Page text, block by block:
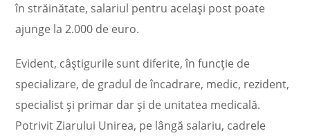
în străinătate, salariul pentru acelaşi post poate
ajunge la 2.000 de euro.
Evident, câștigurile sunt diferite, în funcție de
specializare, de gradul de încadrare, medic, rezident,
specialist și primar dar și de unitatea medicală.
Potrivit Ziarului Unirea, pe lângă salariu, cadrele